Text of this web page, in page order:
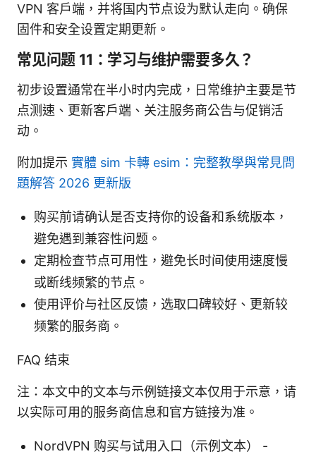
VPN 客户端，并将国内节点设为默认走向。确保
固件和安全设置定期更新。
常见问题 11：学习与维护需要多久？
初步设置通常在半小时内完成，日常维护主要是节
点测速、更新客户端、关注服务商公告与促销活
动。
附加提示 實體 sim 卡轉 esim：完整教學與常見問
題解答 2026 更新版
购买前请确认是否支持你的设备和系统版本，
避免遇到兼容性问题。
定期检查节点可用性，避免长时间使用速度慢
或断线频繁的节点。
使用评价与社区反馈，选取口碑较好、更新较
频繁的服务商。
FAQ 结束
注：本文中的文本与示例链接文本仅用于示意，请
以实际可用的服务商信息和官方链接为准。
NordVPN 购买与试用入口（示例文本） -